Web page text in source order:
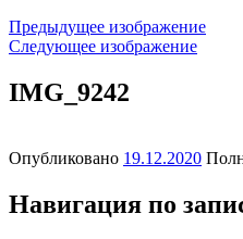
Предыдущее изображение
Следующее изображение
IMG_9242
Опубликовано 19.12.2020
Навигация по